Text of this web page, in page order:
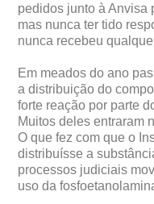
pedidos junto à Anvisa
mas nunca ter tido
nunca recebeu
Em meados do ano
a distribuição do
forte reação por parte
Muitos deles entraram
O que fez com que o
distribuísse a
processos judiciais
uso da